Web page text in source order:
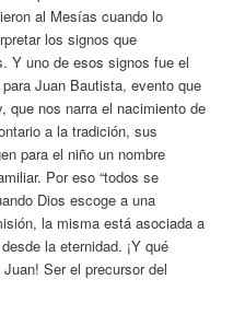
al Mesías cuando lo
los signos que
Y uno de esos signos fue el
Juan Bautista, evento que
que nos narra el nacimiento de
a la tradición, sus
para el niño un nombre
Por eso “todos se
Dios escoge a una
la misma está asociada a
la eternidad. ¡Y qué
Ser el precursor del